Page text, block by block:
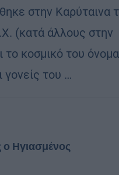
στην Καρύταινα
(κατά άλλους στην
κοσμικό του
του …
Ηγιασμένος